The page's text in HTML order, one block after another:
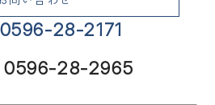
28-2171
0596-28-2965